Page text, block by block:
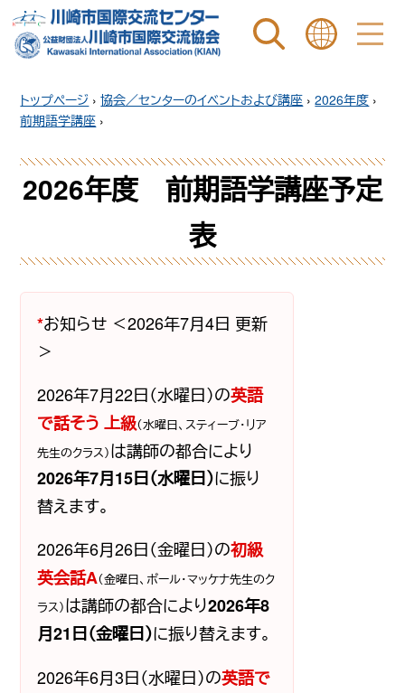
ページ内を検索
ことば
トップページ › 協会／センターのイベントおよび講座 › 2026年度 ›
前期語学講座 ›
2026年度 前期語学講座予定
表
*お知らせ ＜2026年7月4日 更新
＞
2026年7月22日（水曜日）の英語
で話そう 上級（水曜日、スティーブ・リア
先生のクラス）は講師の都合により
2026年7月15日（水曜日）に振り
替えます。
2026年6月26日（金曜日）の初級
英会話A（金曜日、ポール・マッケナ先生のク
ラス）は講師の都合により2026年8
月21日（金曜日）に振り替えます。
2026年6月3日（水曜日）の英語で